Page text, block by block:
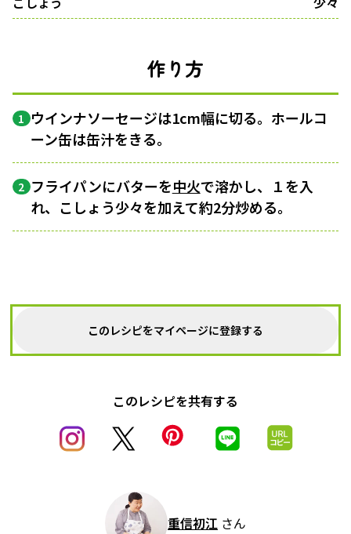
作り方
1 ウインナソーセージは1cm幅に切る。ホールコ
ーン缶は缶汁をきる。
2 フライパンにバターを中火で溶かし、１を入
れ、こしょう少々を加えて約2分炒める。
このレシピをマイページに登録する
このレシピを共有する
重信初江 さん